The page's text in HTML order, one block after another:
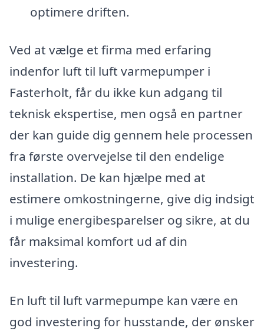
optimere driften.
Ved at vælge et firma med erfaring
indenfor luft til luft varmepumper i
Fasterholt, får du ikke kun adgang til
teknisk ekspertise, men også en partner
der kan guide dig gennem hele processen
fra første overvejelse til den endelige
installation. De kan hjælpe med at
estimere omkostningerne, give dig indsigt
i mulige energibesparelser og sikre, at du
får maksimal komfort ud af din
investering.
En luft til luft varmepumpe kan være en
god investering for husstande, der ønsker